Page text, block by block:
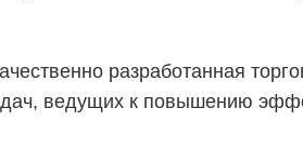
разработанная
ведущих к повышению